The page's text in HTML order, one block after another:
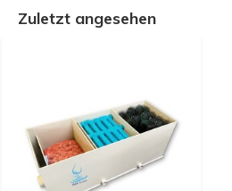
Zuletzt angesehen